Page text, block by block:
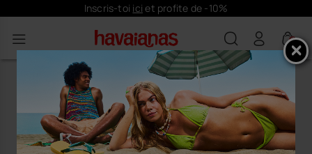
Inscris-toi ici et profite de -10%
0